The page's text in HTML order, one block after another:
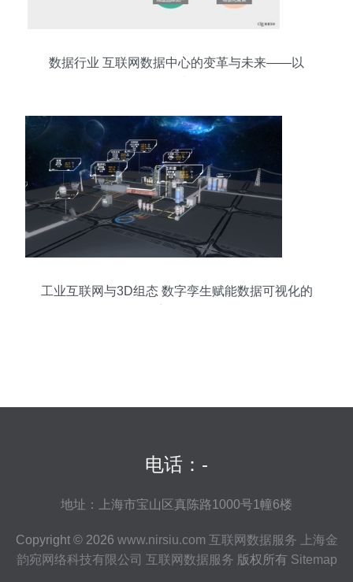
数据行业 互联网数据中心的变革与未来——以
工业互联网与3D组态 数字孪生赋能数据可视化的
电话：-
地址：上海市宝山区真陈路1000号1幢6楼
Copyright © 2026 www.nirsiu.com 互联网数据服务
上海金
韵宛网络科技有限公司 互联网数据服务 版权所有 Sitemap